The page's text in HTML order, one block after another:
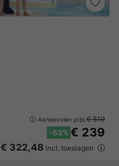
Aanbevolen prijs:€ 519
-53% € 239
€ 322,48 incl. toeslagen